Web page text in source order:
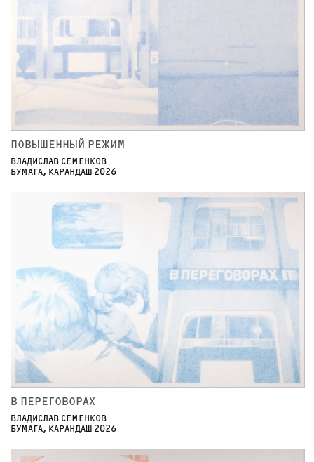
ПОВЫШЕННЫЙ РЕЖИМ
ВЛАДИСЛАВ СЕМЕНКОВ
БУМАГА, КАРАНДАШ 2026
В ПЕРЕГОВОРАХ
ВЛАДИСЛАВ СЕМЕНКОВ
БУМАГА, КАРАНДАШ 2026